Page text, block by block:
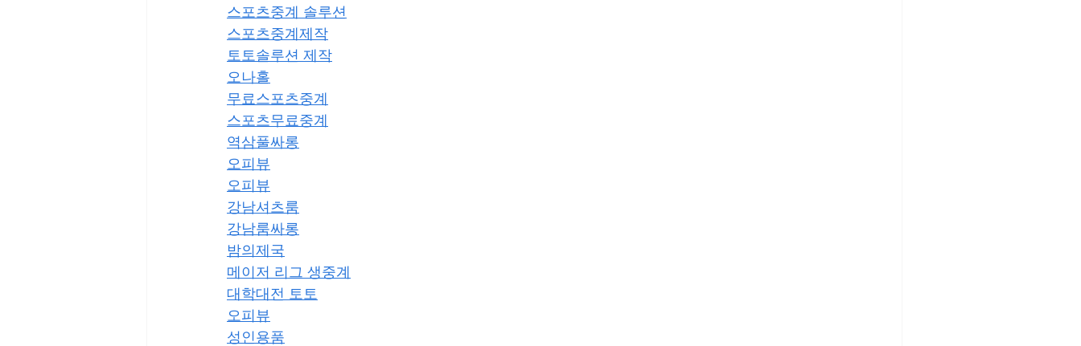
스포츠중계 솔루션
스포츠중계제작
토토솔루션 제작
오나홀
무료스포츠중계
스포츠무료중계
역삼풀싸롱
오피뷰
오피뷰
강남셔츠룸
강남룸싸롱
밤의제국
메이저 리그 생중계
대학대전 토토
오피뷰
성인용품